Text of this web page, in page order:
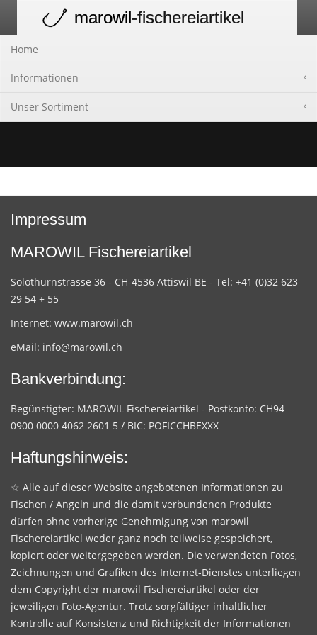
navigation
marowil-fischereiartikel
Home
Informationen
Unser Sortiment
Impressum
MAROWIL Fischereiartikel
Solothurnstrasse 36 - CH-4536 Attiswil BE - Tel: +41 (0)32 623
29 54 + 55
Internet: www.marowil.ch
eMail: info@marowil.ch
Bankverbindung:
Begünstigter: MAROWIL Fischereiartikel - Postkonto: CH94
0900 0000 4062 2601 5 / BIC: POFICCHBEXXX
Haftungshinweis:
☆ Alle auf dieser Website angebotenen Informationen zu
Fischen / Angeln und die damit verbundenen Produkte
dürfen ohne vorherige Genehmigung von marowil
Fischereiartikel weder ganz noch teilweise gespeichert,
kopiert oder weitergegeben werden. Die verwendeten Fotos,
Zeichnungen und Grafiken des Internet-Dienstes unterliegen
dem Copyright der marowil Fischereiartikel oder der
jeweiligen Foto-Agentur. Trotz sorgfältiger inhaltlicher
Kontrolle auf Konsistenz und Richtigkeit der Informationen